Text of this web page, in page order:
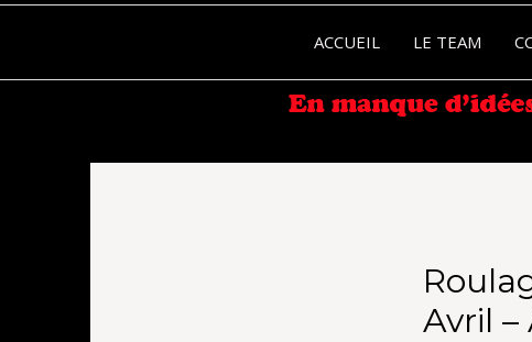
ACCUEIL LE TEAM
Avril